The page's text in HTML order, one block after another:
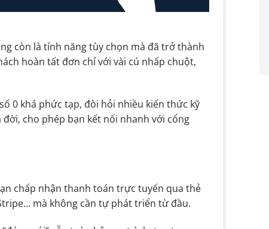
còn là tính năng tùy chọn mà đã trở thành
hoàn tất đơn chỉ với vài cú nhấp chuột,
0 khá phức tạp, đòi hỏi nhiều kiến thức kỹ
cho phép bạn kết nối nhanh với cổng
chấp nhận thanh toán trực tuyến qua thẻ
mà không cần tự phát triển từ đầu.